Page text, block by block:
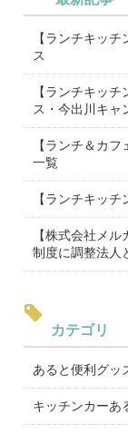
【ランチキッ
ス
【ランチキッ
ス・今出川キャ
【ランチ＆カ
一覧
【ランチキッ
【株式会社メ
制度に調整法人
カテゴリ
あると便利グッ
キッチンカーあ